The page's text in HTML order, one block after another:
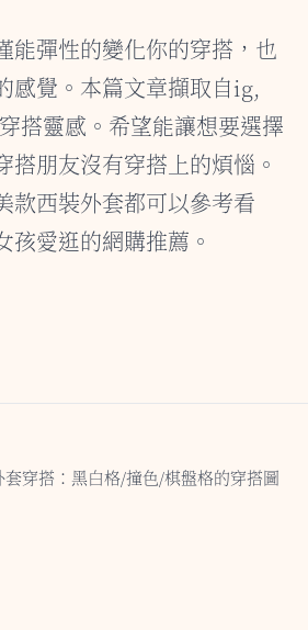
能彈性的變化你的穿搭，也
感覺。本篇文章擷取自ig,
搭靈感。希望能讓想要選擇
搭朋友沒有穿搭上的煩惱。
款西裝外套都可以參考看
孩愛逛的網購推薦。
套穿搭：黑白格/撞色/棋盤格的穿搭圖